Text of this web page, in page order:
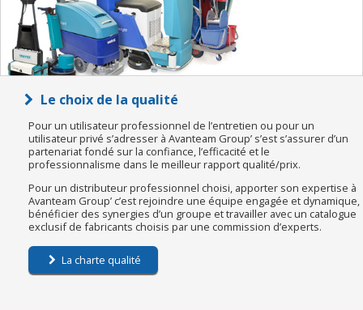
Le choix de la qualité
Pour un utilisateur professionnel de l’entretien ou pour un
utilisateur privé s’adresser à Avanteam Group’ s’est s’assurer d’un
partenariat fondé sur la confiance, l’efficacité et le
professionnalisme dans le meilleur rapport qualité/prix.
Pour un distributeur professionnel choisi, apporter son expertise à
Avanteam Group’ c’est rejoindre une équipe engagée et dynamique,
bénéficier des synergies d’un groupe et travailler avec un catalogue
exclusif de fabricants choisis par une commission d’experts.
La charte qualité